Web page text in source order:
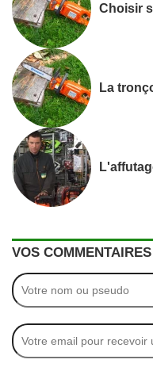
Choisir
La
VOS COMMENTAIRES